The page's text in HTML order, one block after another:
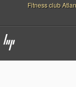
Fitness club